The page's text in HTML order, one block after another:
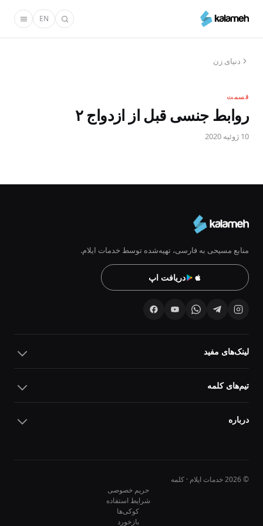
محتوای
EN
دنیای زن
قسمت
روابط جنسی قبل از ازدواج ۲
10 ژوئیه 2020
منابع مسیحی به فارسی، تهیه‌شده توسط خدمات ایلام.
دریافت اپ
لینک‌های مفید
تیم‌های کلمه
درباره
© 2026 خدمات ایلام · کلمه
حریم خصوصی
شرایط استفاده
کوکی‌ها
بازخورد
10